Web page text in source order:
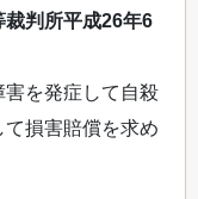
判所平成26年6
を発症して自殺
損害賠償を求め